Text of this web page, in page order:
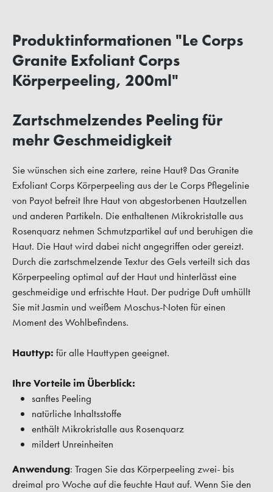
Produktinformationen "Le Corps
Granite Exfoliant Corps
Körperpeeling, 200ml"
Zartschmelzendes Peeling für
mehr Geschmeidigkeit
Sie wünschen sich eine zartere, reine Haut? Das Granite
Exfoliant Corps Körperpeeling aus der Le Corps Pflegelinie
von Payot befreit Ihre Haut von abgestorbenen Hautzellen
und anderen Partikeln. Die enthaltenen Mikrokristalle aus
Rosenquarz nehmen Schmutzpartikel auf und beruhigen die
Haut. Die Haut wird dabei nicht angegriffen oder gereizt.
Durch die zartschmelzende Textur des Gels verteilt sich das
Körperpeeling optimal auf der Haut und hinterlässt eine
geschmeidige und erfrischte Haut. Der pudrige Duft umhüllt
Sie mit Jasmin und weißem Moschus-Noten für einen
Moment des Wohlbefindens.
Hauttyp: für alle Hauttypen geeignet.
Ihre Vorteile im Überblick:
sanftes Peeling
natürliche Inhaltsstoffe
enthält Mikrokristalle aus Rosenquarz
mildert Unreinheiten
Anwendung: Tragen Sie das Körperpeeling zwei- bis
dreimal pro Woche auf die feuchte Haut auf. Wenn Sie den